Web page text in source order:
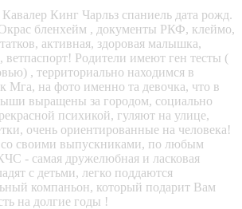
Кинг Чарльз спаниель дата рожд.
бленхейм , документы РКФ, клеймо,
активная, здоровая малышка,
ветпаспорт! Родители имеют ген тесты (
, территориально находимся в
Мга, на фото именно та девочка, что в
выращены за городом, социально
психикой, гуляют на улице,
очень ориентированные на человека!
со своими выпускниками, по любым
- самая дружелюбная и ласковая
с детьми, легко поддаются
компаньон, который подарит Вам
на долгие годы !